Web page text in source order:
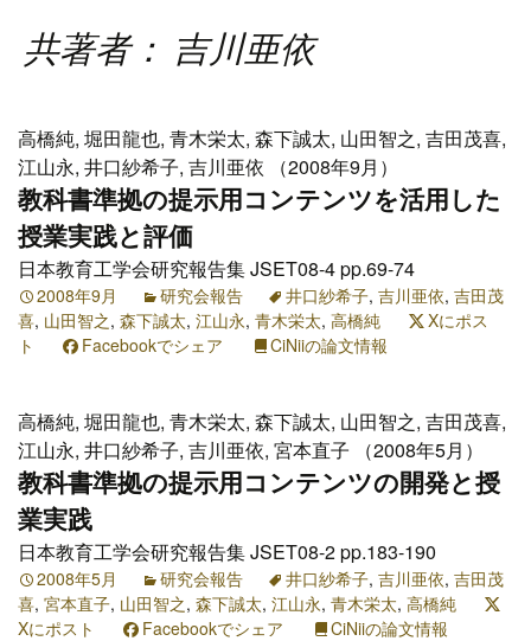
ン
ツ
キ
ッ
プ
共著者： 吉川亜依
高橋純, 堀田龍也, 青木栄太, 森下誠太, 山田智之, 吉田茂喜,
江山永, 井口紗希子, 吉川亜依 （2008年9月）
教科書準拠の提示用コンテンツを活用した
授業実践と評価
日本教育工学会研究報告集 JSET08-4 pp.69-74
2008年9月 研究会報告 井口紗希子, 吉川亜依, 吉田茂
喜, 山田智之, 森下誠太, 江山永, 青木栄太, 高橋純
Xにポス
ト
Facebookでシェア CiNiiの論文情報
高橋純, 堀田龍也, 青木栄太, 森下誠太, 山田智之, 吉田茂喜,
江山永, 井口紗希子, 吉川亜依, 宮本直子 （2008年5月）
教科書準拠の提示用コンテンツの開発と授
業実践
日本教育工学会研究報告集 JSET08-2 pp.183-190
2008年5月 研究会報告 井口紗希子, 吉川亜依, 吉田茂
喜, 宮本直子, 山田智之, 森下誠太, 江山永, 青木栄太, 高橋純
Xにポスト
Facebookでシェア CiNiiの論文情報